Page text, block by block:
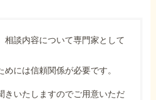
相談内容について専門家として
には信頼関係が必要です。
きいたしますのでご用意いただ